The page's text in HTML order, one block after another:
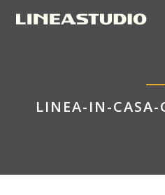
LINEA-IN-CASA-